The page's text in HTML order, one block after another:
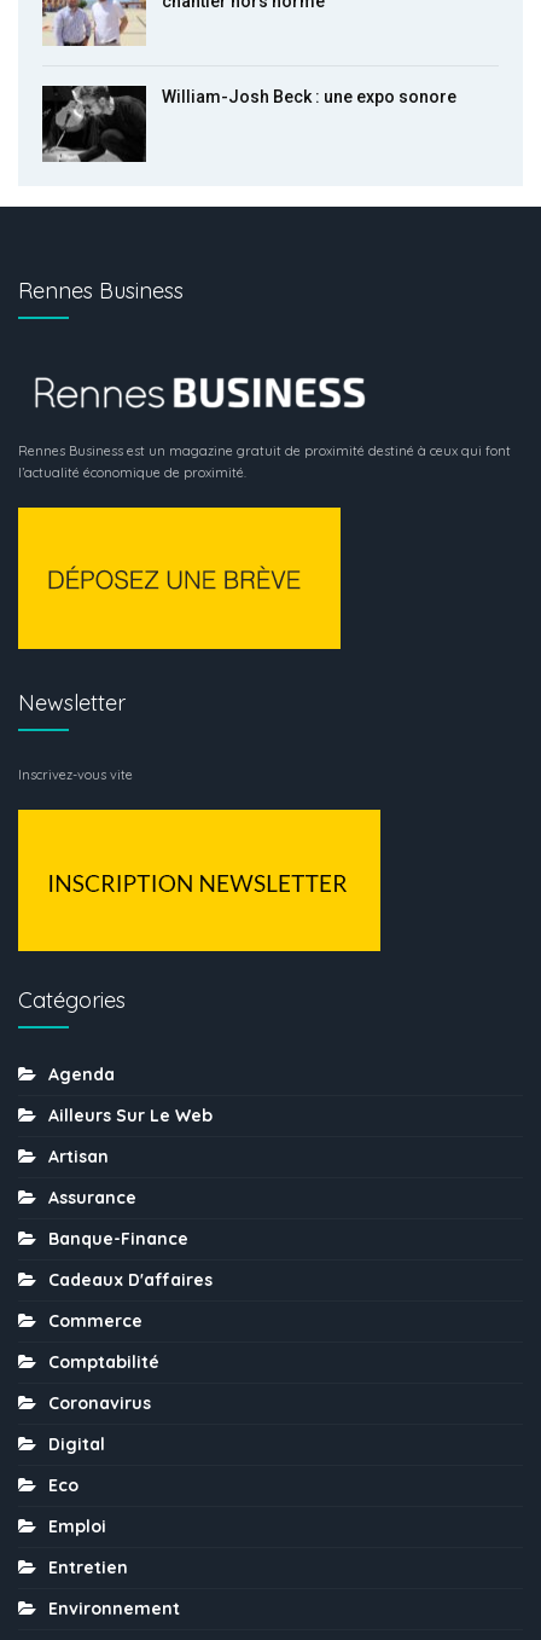
William-Josh Beck : une expo sonore
Rennes Business
Rennes Business est un magazine gratuit de proximité destiné à ceux qui font
l’actualité économique de proximité.
Newsletter
Inscrivez-vous vite
Catégories
Agenda
Ailleurs Sur Le Web
Artisan
Assurance
Banque-Finance
Cadeaux D'affaires
Commerce
Comptabilité
Coronavirus
Digital
Eco
Emploi
Entretien
Environnement